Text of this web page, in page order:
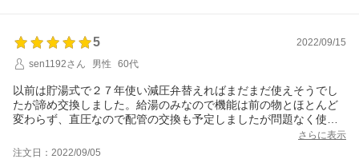
5
2022/09/15
sen1192さん
男性 60代
以前は貯湯式で２７年使い減圧弁替えればまだまだ使えそうでし
たが諦め交換しました。給湯のみなので機能は前の物とほとんど
変わらず、直圧なので配管の交換も予定しましたが問題なく使え
さらに表示
注文日：2022/09/05